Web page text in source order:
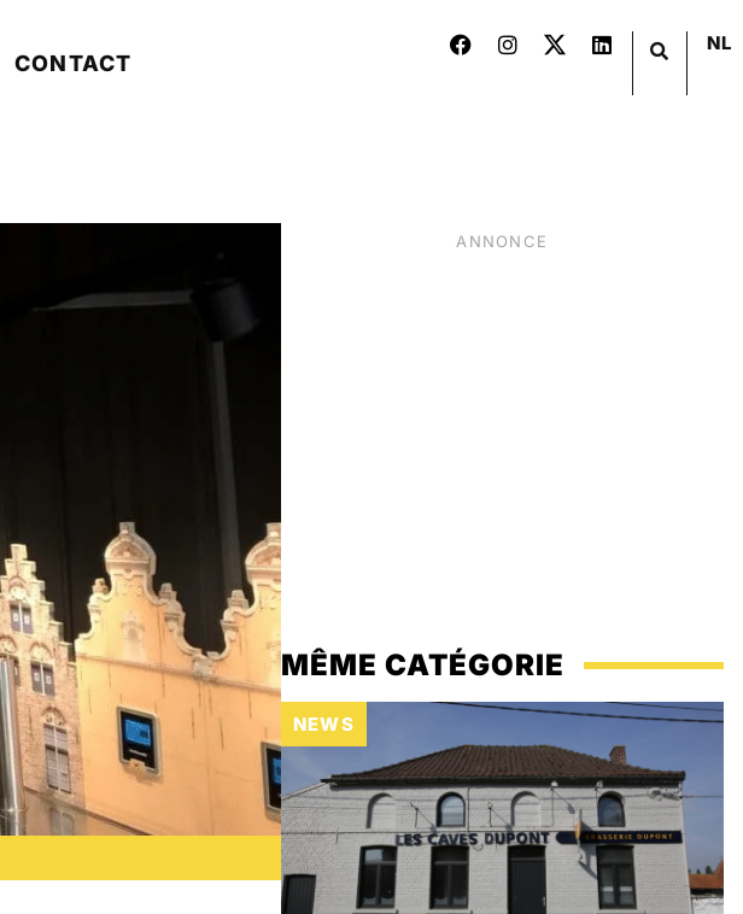
CONTACT
NL
ANNONCE
MÊME CATÉGORIE
NEWS